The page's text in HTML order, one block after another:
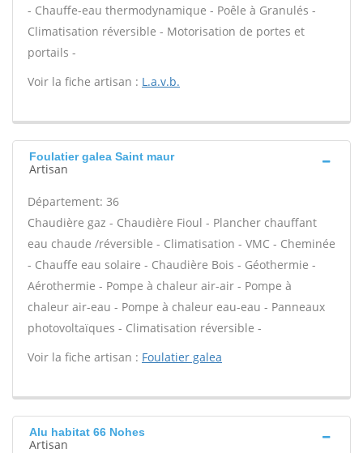
- Chauffe-eau thermodynamique - Poêle à Granulés -
Climatisation réversible - Motorisation de portes et
portails -
Voir la fiche artisan : L.a.v.b.
Foulatier galea Saint maur
Artisan
Département: 36
Chaudière gaz - Chaudière Fioul - Plancher chauffant
eau chaude /réversible - Climatisation - VMC - Cheminée
- Chauffe eau solaire - Chaudière Bois - Géothermie -
Aérothermie - Pompe à chaleur air-air - Pompe à
chaleur air-eau - Pompe à chaleur eau-eau - Panneaux
photovoltaïques - Climatisation réversible -
Voir la fiche artisan : Foulatier galea
Alu habitat 66 Nohes
Artisan